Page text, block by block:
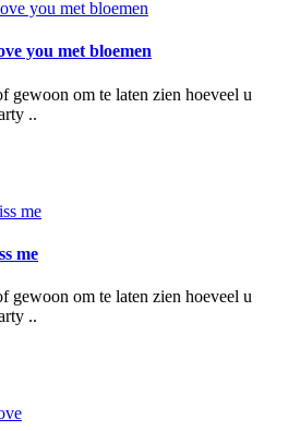
you met bloemen
gewoon om te laten zien hoeveel u
..
me
gewoon om te laten zien hoeveel u
..